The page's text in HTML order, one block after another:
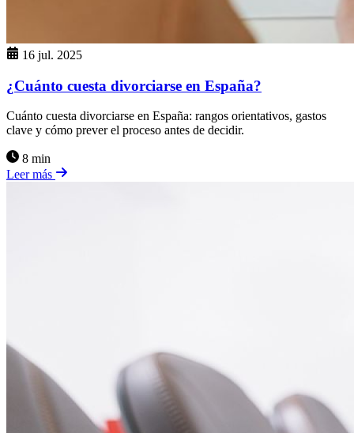
16 jul. 2025
¿Cuánto cuesta divorciarse en España?
Cuánto cuesta divorciarse en España: rangos orientativos, gastos
clave y cómo prever el proceso antes de decidir.
8 min
Leer más